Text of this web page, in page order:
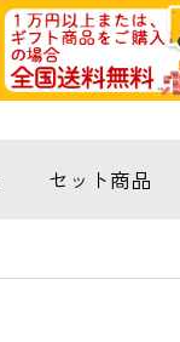
セット商品